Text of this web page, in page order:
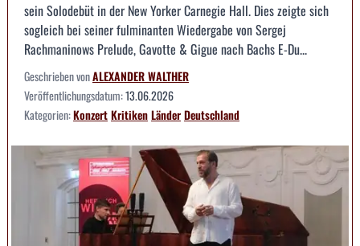
sein Solodebüt in der New Yorker Carnegie Hall. Dies zeigte sich
sogleich bei seiner fulminanten Wiedergabe von Sergej
Rachmaninows Prelude, Gavotte & Gigue nach Bachs E-Du...
Geschrieben vonALEXANDER WALTHER
Veröffentlichungsdatum:13.06.2026
Kategorien:KonzertKritikenLänderDeutschland